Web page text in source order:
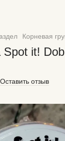
Корневая
Spot it!
Оставить отзыв